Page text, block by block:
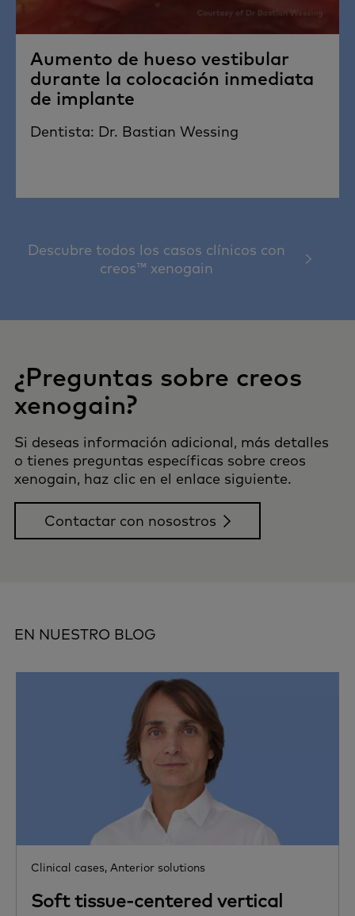
Aumento de hueso vestibular
durante la colocación inmediata
de implante
Dentista: Dr. Bastian Wessing
Descubre todos los casos clínicos con
creos™ xenogain
¿Preguntas sobre creos
xenogain?
Si deseas información adicional, más detalles
o tienes preguntas específicas sobre creos
xenogain, haz clic en el enlace siguiente.
Contactar con nosostros
EN NUESTRO BLOG
Clinical cases, Anterior solutions
Soft tissue-centered vertical